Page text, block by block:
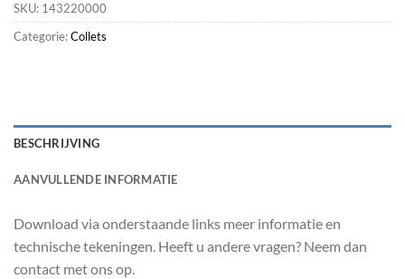
SKU: 143220000
Categorie:Collets
BESCHRIJVING
AANVULLENDE INFORMATIE
Download via onderstaande links meer informatie en
technische tekeningen. Heeft u andere vragen? Neem dan
contact met ons op.